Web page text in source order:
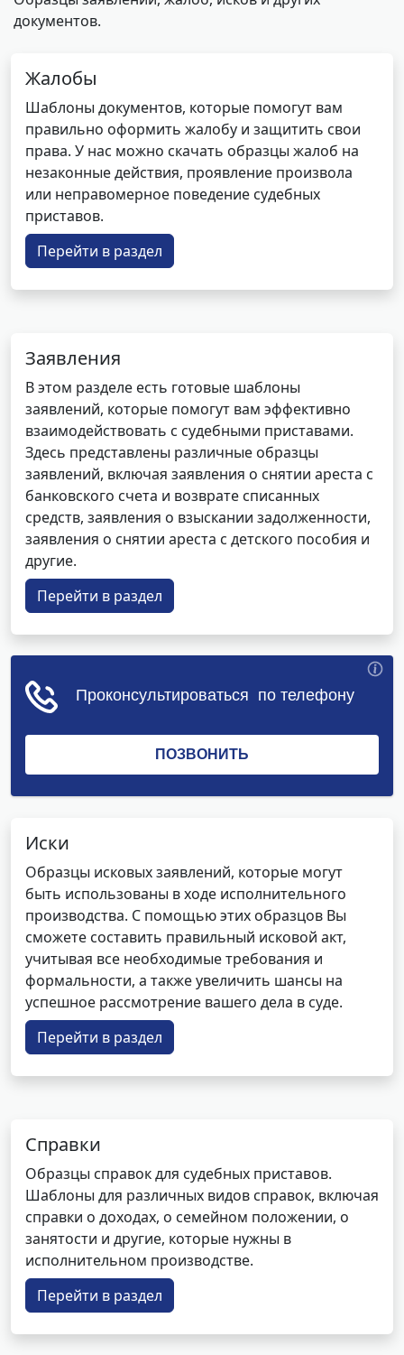
документов.
Жалобы
Шаблоны документов, которые помогут вам
правильно оформить жалобу и защитить свои
права. У нас можно скачать образцы жалоб на
незаконные действия, проявление произвола
или неправомерное поведение судебных
приставов.
Перейти в раздел
Заявления
В этом разделе есть готовые шаблоны
заявлений, которые помогут вам эффективно
взаимодействовать с судебными приставами.
Здесь представлены различные образцы
заявлений, включая заявления о снятии ареста с
банковского счета и возврате списанных
средств, заявления о взыскании задолженности,
заявления о снятии ареста с детского пособия и
другие.
Перейти в раздел
Иски
Образцы исковых заявлений, которые могут
быть использованы в ходе исполнительного
производства. С помощью этих образцов Вы
сможете составить правильный исковой акт,
учитывая все необходимые требования и
формальности, а также увеличить шансы на
успешное рассмотрение вашего дела в суде.
Перейти в раздел
Справки
Образцы справок для судебных приставов.
Шаблоны для различных видов справок, включая
справки о доходах, о семейном положении, о
занятости и другие, которые нужны в
исполнительном производстве.
Перейти в раздел